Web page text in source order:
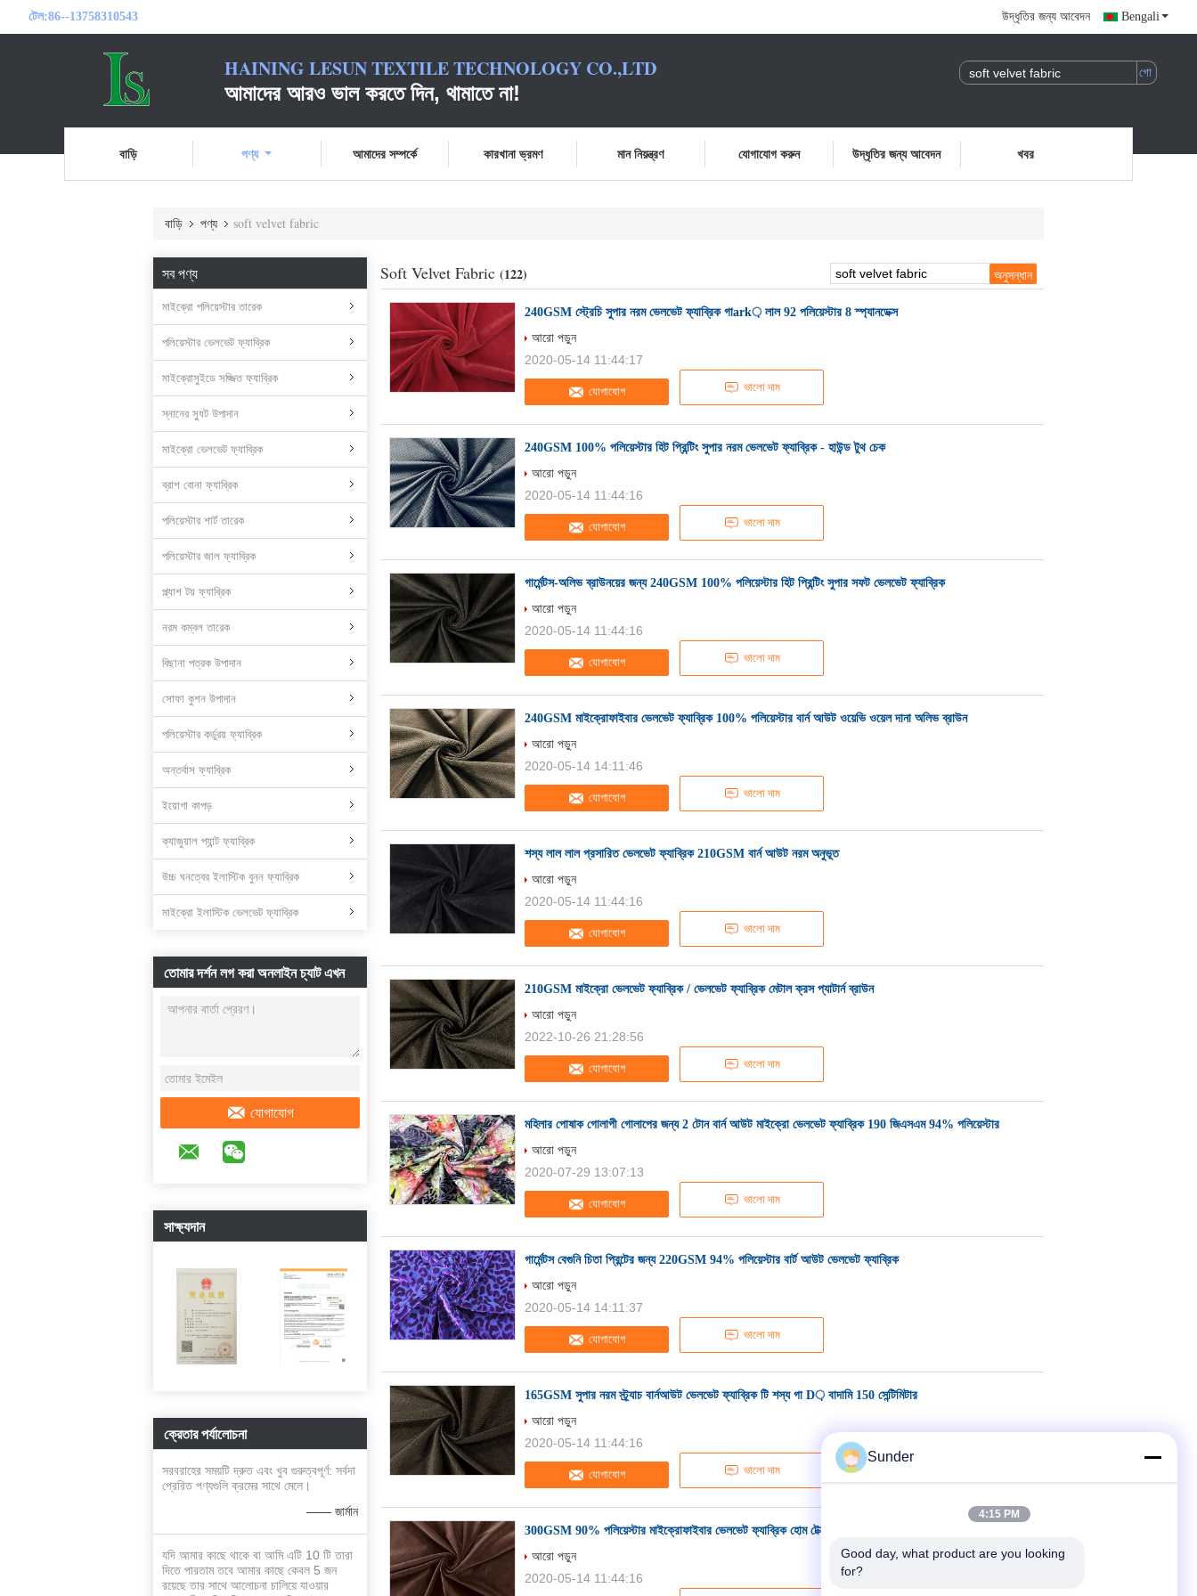
টেল:86--13758310543 উদ্ধৃতির জন্য আবেদন Bengali
HAINING LESUN TEXTILE TECHNOLOGY CO.,LTD
আমাদের আরও ভাল করতে দিন, থামাতে না!
বাড়ি পণ্য আমাদের সম্পর্কে কারখানা ভ্রমণ মান নিয়ন্ত্রণ যোগাযোগ করুন উদ্ধৃতির জন্য আবেদন খবর
বাড়ি পণ্য soft velvet fabric
সব পণ্য
মাইক্রো পলিয়েস্টার তারেক
পলিয়েস্টার ভেলভেট ফ্যাব্রিক
মাইক্রোসুইডে সজ্জিত ফ্যাব্রিক
স্নানের স্যুট উপাদান
মাইক্রো ভেলভেট ফ্যাব্রিক
ব্রাশ বোনা ফ্যাব্রিক
পলিয়েস্টার শার্ট তারেক
পলিয়েস্টার জাল ফ্যাব্রিক
প্ল্যাশ টয় ফ্যাব্রিক
নরম কম্বল তারেক
বিছানা পত্রক উপাদান
সোফা কুশন উপাদান
পলিয়েস্টার কর্ডুরয় ফ্যাব্রিক
অন্তর্বাস ফ্যাব্রিক
ইয়োগা কাপড়
ক্যাজুয়াল প্যান্ট ফ্যাব্রিক
উচ্চ ঘনত্বের ইলাস্টিক বুনন ফ্যাব্রিক
মাইক্রো ইলাস্টিক ভেলভেট ফ্যাব্রিক
তোমার দর্শন লগ করা অনলাইন চ্যাট এখন
যোগাযোগ
সাক্ষ্যদান
ক্রেতার পর্যালোচনা
সরবরাহের সময়টি দ্রুত এবং খুব গুরুত্বপূর্ণ: সর্বদা
প্রেরিত পণ্যগুলি ক্রমের সাথে মেলে।
—— জার্মান
যদি আমার কাছে থাকে বা আমি এটি 10 ​​টি তারা
দিতে পারতাম তবে আমার কাছে কেবল 5 জন
রয়েছে তার সাথে আলোচনা চালিয়ে যাওয়ার
Soft Velvet Fabric (122)
240GSM স্ট্রেচি সুপার নরম ভেলভেট ফ্যাব্রিক গাark় লাল 92 পলিয়েস্টার 8 স্প্যানডেক্স
যোগাযোগ ভালো দাম
আরো পড়ুন
2020-05-14 11:44:17
240GSM 100% পলিয়েস্টার হিট প্রিন্টিং সুপার নরম ভেলভেট ফ্যাব্রিক - হাউন্ড টুথ চেক
যোগাযোগ ভালো দাম
আরো পড়ুন
2020-05-14 11:44:16
গার্মেন্টস-অলিভ ব্রাউনয়ের জন্য 240GSM 100% পলিয়েস্টার হিট প্রিন্টিং সুপার সফট ভেলভেট ফ্যাব্রিক
যোগাযোগ ভালো দাম
আরো পড়ুন
2020-05-14 11:44:16
240GSM মাইক্রোফাইবার ভেলভেট ফ্যাব্রিক 100% পলিয়েস্টার বার্ন আউট ওয়েভি ওয়েল দানা অলিভ ব্রাউন
যোগাযোগ ভালো দাম
আরো পড়ুন
2020-05-14 14:11:46
শস্য লাল লাল প্রসারিত ভেলভেট ফ্যাব্রিক 210GSM বার্ন আউট নরম অনুভূত
যোগাযোগ ভালো দাম
আরো পড়ুন
2020-05-14 11:44:16
210GSM মাইক্রো ভেলভেট ফ্যাব্রিক / ভেলভেট ফ্যাব্রিক মেটাল ক্রস প্যাটার্ন ব্রাউন
যোগাযোগ ভালো দাম
আরো পড়ুন
2022-10-26 21:28:56
মহিলার পোষাক গোলাপী গোলাপের জন্য 2 টোন বার্ন আউট মাইক্রো ভেলভেট ফ্যাব্রিক 190 জিএসএম 94% পলিয়েস্টার
যোগাযোগ ভালো দাম
আরো পড়ুন
2020-07-29 13:07:13
গার্মেন্টস বেগুনি চিতা প্রিন্টের জন্য 220GSM 94% পলিয়েস্টার বার্ট আউট ভেলভেট ফ্যাব্রিক
যোগাযোগ ভালো দাম
আরো পড়ুন
2020-05-14 14:11:37
165GSM সুপার নরম স্ট্র্যাচ বার্নআউট ভেলভেট ফ্যাব্রিক টি শস্য গা D় বাদামি 150 সেন্টিমিটার
যোগাযোগ ভালো দাম
আরো পড়ুন
2020-05-14 11:44:16
300GSM 90% পলিয়েস্টার মাইক্রোফাইবার ভেলভেট ফ্যাব্রিক হোম টেক্সটাইল ব্রাউন এর জন্য
আরো পড়ুন
2020-05-14 11:44:16
Sunder
4:15 PM
Good day, what product are you looking
for?